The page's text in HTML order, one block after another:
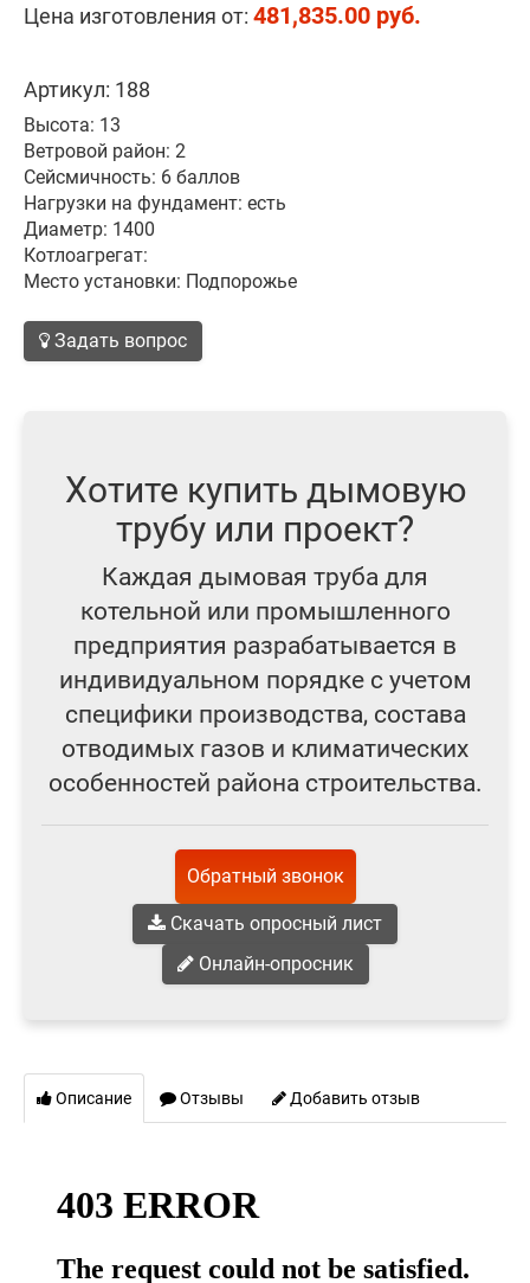
Цена изготовления от: 481,835.00 руб.
Артикул: 188
Высота: 13
Ветровой район: 2
Сейсмичность: 6 баллов
Нагрузки на фундамент: есть
Диаметр: 1400
Котлоагрегат:
Место установки: Подпорожье
Задать вопрос
Хотите купить дымовую
трубу или проект?
Каждая дымовая труба для
котельной или промышленного
предприятия разрабатывается в
индивидуальном порядке с учетом
специфики производства, состава
отводимых газов и климатических
особенностей района строительства.
Обратный звонок
Скачать опросный лист
Онлайн-опросник
Описание Отзывы Добавить отзыв